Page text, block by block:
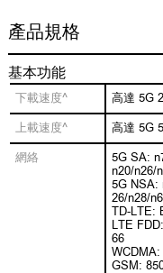
產品規格
基本功能
下載速度^ 高達 5G
上載速度^ 高達 5G
網絡
5G SA:
n20/n26/
5G NSA:
26/n28/
TD-
LTE
66
GSM: